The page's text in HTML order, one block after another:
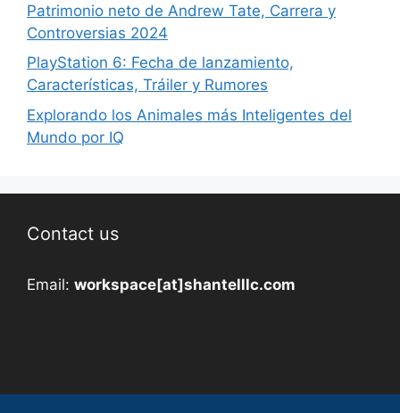
Patrimonio neto de Andrew Tate, Carrera y
Controversias 2024
PlayStation 6: Fecha de lanzamiento,
Características, Tráiler y Rumores
Explorando los Animales más Inteligentes del
Mundo por IQ
Contact us
Email: workspace[at]shantelllc.com